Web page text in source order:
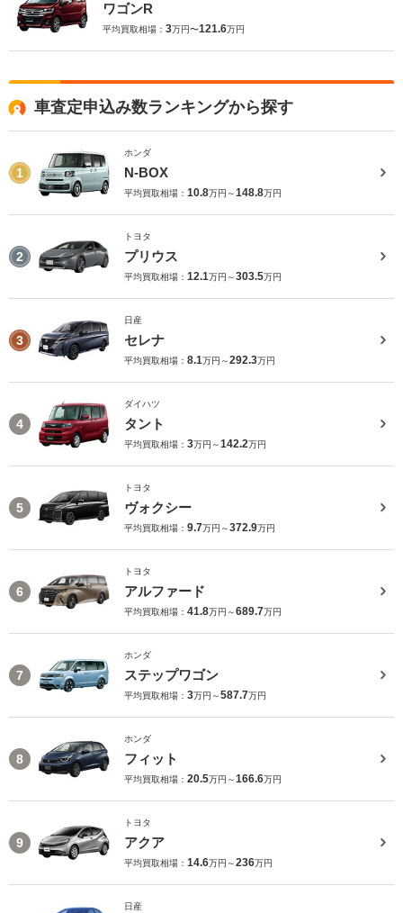
ワゴンR
平均買取相場： 3万円〜121.6万円
車査定申込み数ランキングから探す
1
ホンダ
N-BOX
平均買取相場： 10.8万円～148.8万円
2
トヨタ
プリウス
平均買取相場： 12.1万円～303.5万円
3
日産
セレナ
平均買取相場： 8.1万円～292.3万円
4
ダイハツ
タント
平均買取相場： 3万円～142.2万円
5
トヨタ
ヴォクシー
平均買取相場： 9.7万円～372.9万円
6
トヨタ
アルファード
平均買取相場： 41.8万円～689.7万円
7
ホンダ
ステップワゴン
平均買取相場： 3万円～587.7万円
8
ホンダ
フィット
平均買取相場： 20.5万円～166.6万円
9
トヨタ
アクア
平均買取相場： 14.6万円～236万円
日産